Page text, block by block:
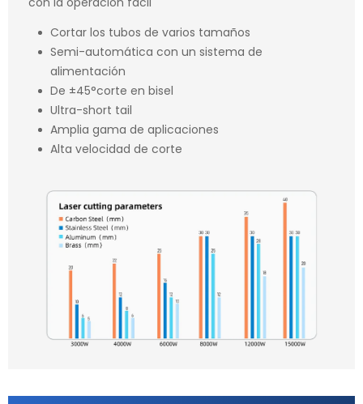
Cortar los tubos de varios tamaños
Semi-automática con un sistema de
alimentación
De ±45°corte en bisel
Ultra-short tail
Amplia gama de aplicaciones
Alta velocidad de corte